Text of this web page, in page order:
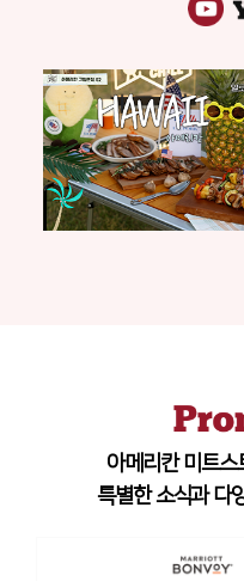
아메리칸 미트스
특별한 소식과 다